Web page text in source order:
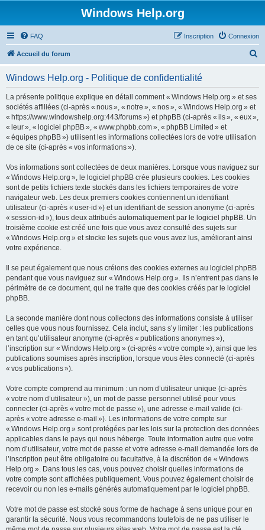
Windows Help.org
FAQ Connexion
Inscription
Accueil du forum
e
Windows Help.org - Politique de confidentialité
La présente politique explique en détail comment « Windows Help.org » et ses
sociétés affiliées (ci-après « nous », « notre », « nos », « Windows Help.org » et
« https://www.windowshelp.org:443/forums ») et phpBB (ci-après « ils », « eux »,
« leur », « logiciel phpBB », « www.phpbb.com », « phpBB Limited » et
« équipes phpBB ») utilisent les informations collectées lors de votre utilisation
de ce site (ci-après « vos informations »).
Vos informations sont collectées de deux manières. Lorsque vous naviguez sur
« Windows Help.org », le logiciel phpBB crée plusieurs cookies. Les cookies
sont de petits fichiers texte stockés dans les fichiers temporaires de votre
navigateur web. Les deux premiers cookies contiennent un identifiant
utilisateur (ci-après « user-id ») et un identifiant de session anonyme (ci-après
« session-id »), tous deux attribués automatiquement par le logiciel phpBB. Un
troisième cookie est créé une fois que vous avez consulté des sujets sur
« Windows Help.org » et stocke les sujets que vous avez lus, améliorant ainsi
votre expérience.
Il se peut également que nous créions des cookies externes au logiciel phpBB
pendant que vous naviguez sur « Windows Help.org ». Ils n’entrent pas dans le
périmètre de ce document, qui ne traite que des cookies créés par le logiciel
phpBB.
La seconde manière dont nous collectons des informations consiste à utiliser
celles que vous nous fournissez. Cela inclut, sans s’y limiter : les publications
en tant qu’utilisateur anonyme (ci-après « publications anonymes »),
l’inscription sur « Windows Help.org » (ci-après « votre compte »), ainsi que les
publications soumises après inscription, lorsque vous êtes connecté (ci-après
« vos publications »).
Votre compte comprend au minimum : un nom d’utilisateur unique (ci-après
« votre nom d’utilisateur »), un mot de passe personnel utilisé pour vous
connecter (ci-après « votre mot de passe »), une adresse e-mail valide (ci-
après « votre adresse e-mail »). Les informations de votre compte sur
« Windows Help.org » sont protégées par les lois sur la protection des données
applicables dans le pays qui nous héberge. Toute information autre que votre
nom d’utilisateur, votre mot de passe et votre adresse e-mail demandée lors de
l’inscription peut être obligatoire ou facultative, à la discrétion de « Windows
Help.org ». Dans tous les cas, vous pouvez choisir quelles informations de
votre compte sont affichées publiquement. Vous pouvez également choisir de
recevoir ou non les e-mails générés automatiquement par le logiciel phpBB.
Votre mot de passe est stocké sous forme de hachage à sens unique pour en
garantir la sécurité. Nous vous recommandons toutefois de ne pas utiliser le